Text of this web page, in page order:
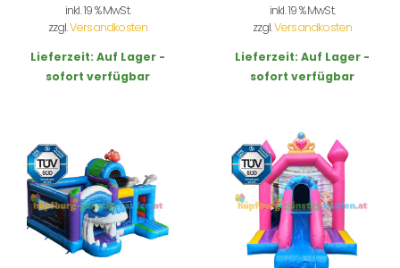
inkl. 19 % MwSt.
zzgl.Versandkosten
Lieferzeit: Auf Lager -
sofort verfügbar
inkl. 19 % MwSt.
zzgl.Versandkosten
Lieferzeit: Auf Lager -
sofort verfügbar